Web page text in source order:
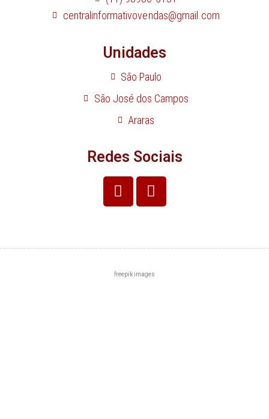
centralinformativovendas@gmail.com
Unidades
São Paulo
São José dos Campos
Araras
Redes Sociais
freepik images